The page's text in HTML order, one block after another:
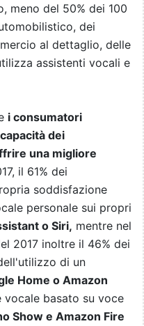
meno del 50% dei 100
dei
al dettaglio, delle
assistenti vocali e
i consumatori
dei
una migliore
il 61% dei
soddisfazione
personale sui propri
o Siri, mentre nel
2017 inoltre il 46% dei
di un
Home o Amazon
vocale basato su voce
Show e Amazon Fire